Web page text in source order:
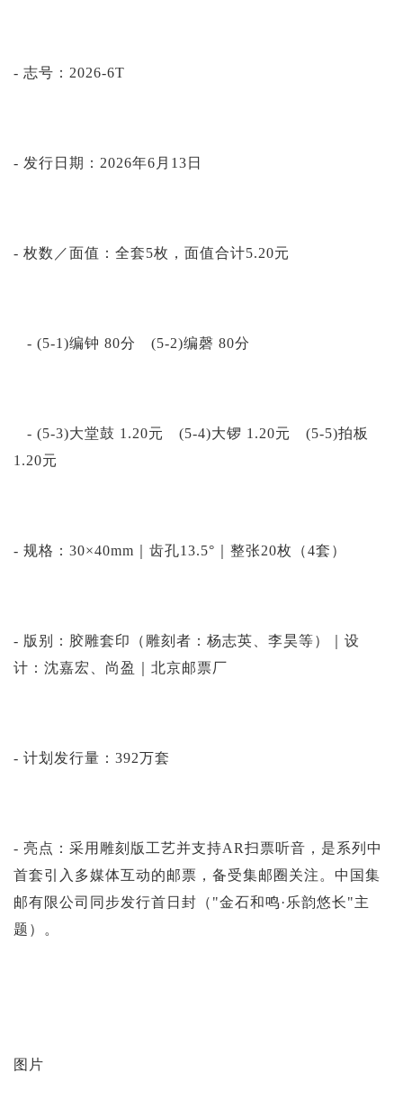
- 志号：2026-6T
- 发行日期：2026年6月13日
- 枚数／面值：全套5枚，面值合计5.20元
- (5-1)编钟 80分 (5-2)编磬 80分
- (5-3)大堂鼓 1.20元 (5-4)大锣 1.20元 (5-5)拍板
1.20元
- 规格：30×40mm｜齿孔13.5°｜整张20枚（4套）
- 版别：胶雕套印（雕刻者：杨志英、李昊等）｜设
计：沈嘉宏、尚盈｜北京邮票厂
- 计划发行量：392万套
- 亮点：采用雕刻版工艺并支持AR扫票听音，是系列中
首套引入多媒体互动的邮票，备受集邮圈关注。中国集
邮有限公司同步发行首日封（"金石和鸣·乐韵悠长"主
题）。
图片